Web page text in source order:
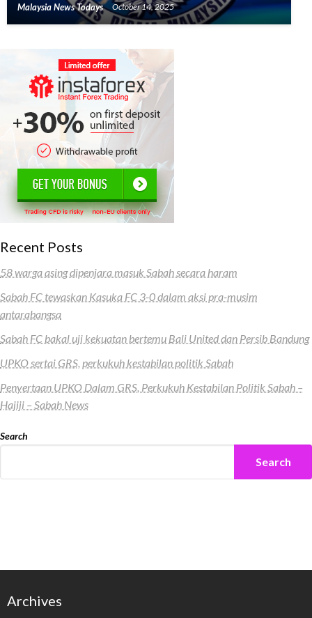
Malaysia News Todays October 14, 2025
Recent Posts
58 warga asing dipenjara masuk Sabah secara haram
Sabah FC tewaskan Kasuka FC 3-0 dalam aksi pra-musim
antarabangsa
Sabah FC bakal uji kekuatan bertemu Bali United dan Persib Bandung
UPKO sertai GRS, perkukuh kestabilan politik Sabah
Penyertaan UPKO Dalam GRS, Perkukuh Kestabilan Politik Sabah –
Hajiji – Sabah News
Search
Search
Archives